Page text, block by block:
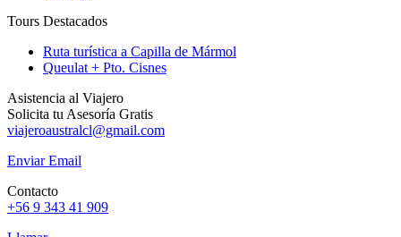
Tours Destacados
Ruta turística a Capilla de Mármol
Queulat + Pto. Cisnes
Asistencia al Viajero
Solicita tu Asesoría Gratis
viajeroaustralcl@gmail.com
Enviar Email
Contacto
+56 9 343 41 909